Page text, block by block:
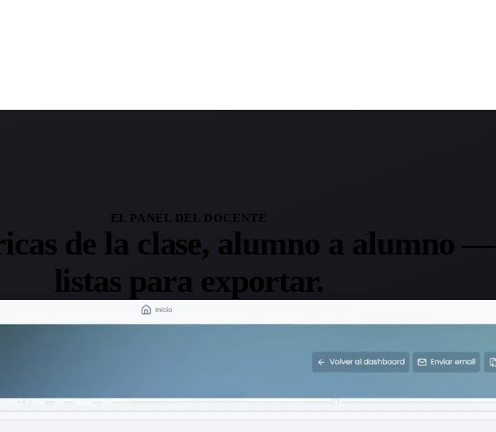
EL PANEL DEL DOCENTE
de la clase, alumno a alumno —
listas para exportar.